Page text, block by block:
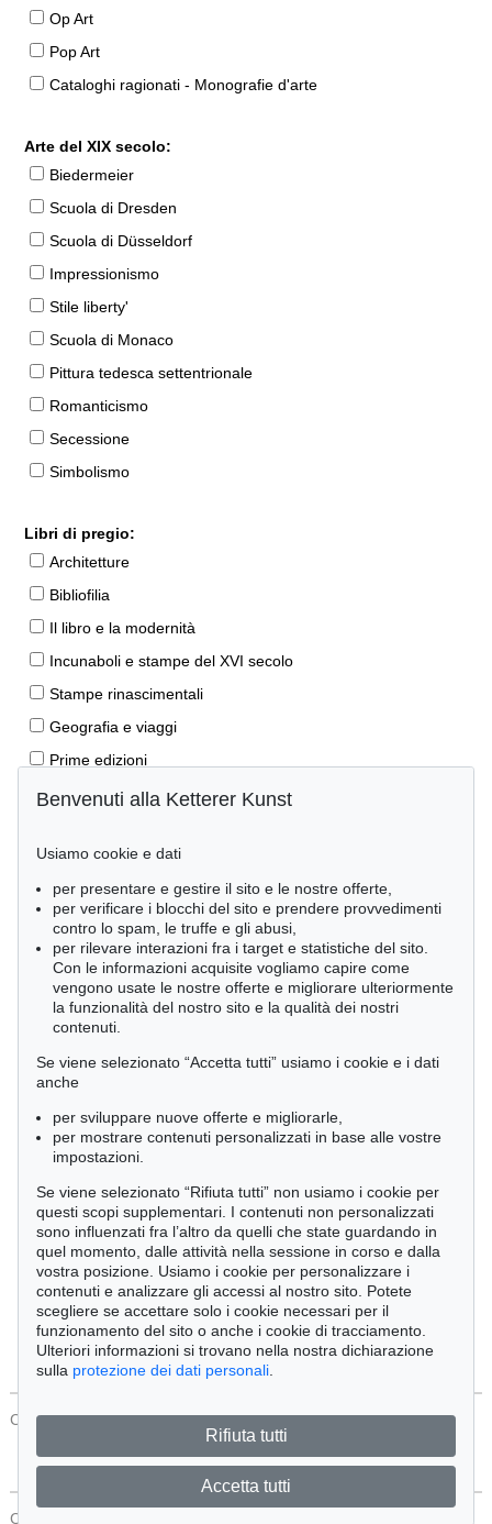
Op Art
Pop Art
Cataloghi ragionati - Monografie d'arte
Arte del XIX secolo:
Biedermeier
Scuola di Dresden
Scuola di Düsseldorf
Impressionismo
Stile liberty'
Scuola di Monaco
Pittura tedesca settentrionale
Romanticismo
Secessione
Simbolismo
Libri di pregio:
Architetture
Bibliofilia
Il libro e la modernità
Incunaboli e stampe del XVI secolo
Stampe rinascimentali
Geografia e viaggi
Prime edizioni
Manoscritti antichi
Libri per bambini
Lifestyle
Pietre miliari delle scienze naturali
Letteratura classica
Economia e diritto
Meraviglie della natura
Cimelia
Ordine:
Tutti gli oggetti
Solo offerte attuali
Solo oggetti venduti
Cerca
CONTATTI Protezione Dei Dati
CONTATTI
Benvenuti alla Ketterer Kunst
Usiamo cookie e dati
per presentare e gestire il sito e le nostre offerte,
per verificare i blocchi del sito e prendere provvedimenti
contro lo spam, le truffe e gli abusi,
per rilevare interazioni fra i target e statistiche del sito.
Con le informazioni acquisite vogliamo capire come
vengono usate le nostre offerte e migliorare ulteriormente
la funzionalità del nostro sito e la qualità dei nostri
contenuti.
Se viene selezionato “Accetta tutti” usiamo i cookie e i dati
anche
per sviluppare nuove offerte e migliorarle,
per mostrare contenuti personalizzati in base alle vostre
impostazioni.
Se viene selezionato “Rifiuta tutti” non usiamo i cookie per
questi scopi supplementari. I contenuti non personalizzati
sono influenzati fra l’altro da quelli che state guardando in
quel momento, dalle attività nella sessione in corso e dalla
vostra posizione. Usiamo i cookie per personalizzare i
contenuti e analizzare gli accessi al nostro sito. Potete
scegliere se accettare solo i cookie necessari per il
funzionamento del sito o anche i cookie di tracciamento.
Ulteriori informazioni si trovano nella nostra dichiarazione
sulla protezione dei dati personali
Rifiuta tutti
Accetta tutti